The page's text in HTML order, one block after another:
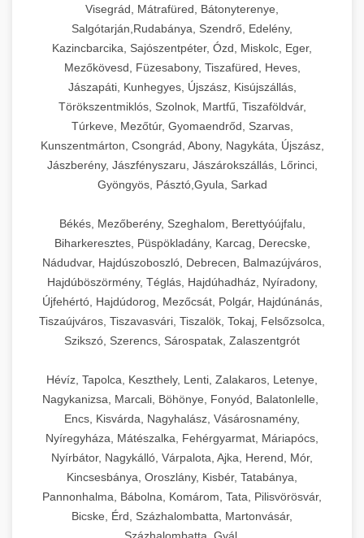
Visegrád, Mátrafüred, Bátonyterenye,
Salgótarján,Rudabánya, Szendrő, Edelény,
Kazincbarcika, Sajószentpéter, Ózd, Miskolc, Eger,
Mezőkövesd, Füzesabony, Tiszafüred, Heves,
Jászapáti, Kunhegyes, Újszász, Kisújszállás,
Törökszentmiklós, Szolnok, Martfű, Tiszaföldvár,
Túrkeve, Mezőtúr, Gyomaendrőd, Szarvas,
Kunszentmárton, Csongrád, Abony, Nagykáta, Újszász,
Jászberény, Jászfényszaru, Jászárokszállás, Lőrinci,
Gyöngyös, Pásztó,Gyula, Sarkad
Békés, Mezőberény, Szeghalom, Berettyóújfalu,
Biharkeresztes, Püspökladány, Karcag, Derecske,
Nádudvar, Hajdúszoboszló, Debrecen, Balmazújváros,
Hajdúböszörmény, Téglás, Hajdúhadház, Nyíradony,
Újfehértó, Hajdúdorog, Mezőcsát, Polgár, Hajdúnánás,
Tiszaújváros, Tiszavasvári, Tiszalök, Tokaj, Felsőzsolca,
Szikszó, Szerencs, Sárospatak, Zalaszentgrót
Hévíz, Tapolca, Keszthely, Lenti, Zalakaros, Letenye,
Nagykanizsa, Marcali, Böhönye, Fonyód, Balatonlelle,
Encs, Kisvárda, Nagyhalász, Vásárosnamény,
Nyíregyháza, Mátészalka, Fehérgyarmat, Máriapócs,
Nyírbátor, Nagykálló, Várpalota, Ajka, Herend, Mór,
Kincsesbánya, Oroszlány, Kisbér, Tatabánya,
Pannonhalma, Bábolna, Komárom, Tata, Pilisvörösvár,
Bicske, Érd, Százhalombatta, Martonvásár,